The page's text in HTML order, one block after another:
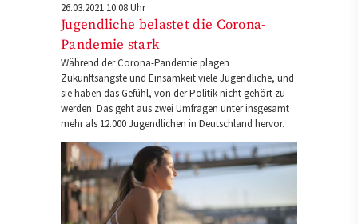
26.03.2021 10:08 Uhr
Jugendliche belastet die Corona-
Pandemie stark
Während der Corona-Pandemie plagen
Zukunftsängste und Einsamkeit viele Jugendliche, und
sie haben das Gefühl, von der Politik nicht gehört zu
werden. Das geht aus zwei Umfragen unter insgesamt
mehr als 12.000 Jugendlichen in Deutschland hervor.